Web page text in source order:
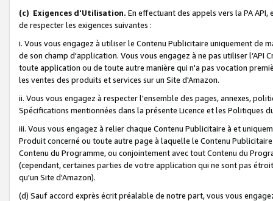
(c) Exigences d'Utilisation. En effectuant des appels vers la PA
de respecter les exigences suivantes :
i. Vous vous engagez à utiliser le Contenu Publicitaire uniquement de
de son champ d'application. Vous vous engagez à ne pas utiliser l’API
toute application ou de toute autre manière qui n'a pas vocation
les ventes des produits et services sur un Site d'Amazon.
ii. Vous vous engagez à respecter l'ensemble des pages, annexes,
Spécifications mentionnées dans la présente Licence et les Politiques
iii. Vous vous engagez à relier chaque Contenu Publicitaire à et
Produit concerné ou toute autre page à laquelle le Contenu
Contenu du Programme, ou conjointement avec tout Contenu du
(cependant, certaines parties de votre application qui ne sont pas
qu'un Site d'Amazon).
(d) Sauf accord exprès écrit préalable de notre part, vous vous